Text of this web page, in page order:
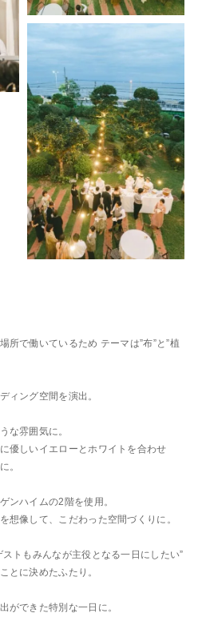
所で働いているため テーマは”布”と”植
ィング空間を演出。
な雰囲気に。
優しいイエローとホワイトを合わせ
。
ンハイムの2階を使用。
想像して、こだわった空間づくりに。
トもみんなが主役となる一日にしたい”
とに決めたふたり。
ができた特別な一日に。